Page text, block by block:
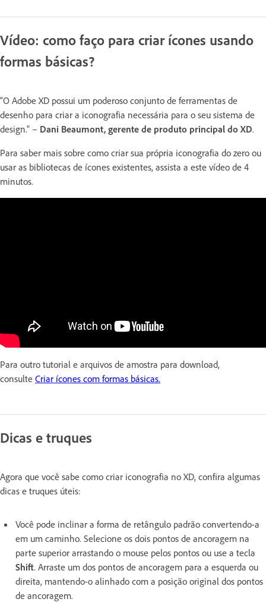
Vídeo: como faço para criar ícones usando
formas básicas?
“O Adobe XD possui um poderoso conjunto de ferramentas de
desenho para criar a iconografia necessária para o seu sistema de
design.” – Dani Beaumont, gerente de produto principal do XD.
Para saber mais sobre como criar sua própria iconografia do zero ou
usar as bibliotecas de ícones existentes, assista a este vídeo de 4
minutos.
Para outro tutorial e arquivos de amostra para download,
consulte Criar ícones com formas básicas.
Dicas e truques
Agora que você sabe como criar iconografia no XD, confira algumas
dicas e truques úteis:
Você pode inclinar a forma de retângulo padrão convertendo-a
em um caminho. Selecione os dois pontos de ancoragem na
parte superior arrastando o mouse pelos pontos ou use a tecla
Shift. Arraste um dos pontos de ancoragem para a esquerda ou
direita, mantendo-o alinhado com a posição original dos pontos
de ancoragem.